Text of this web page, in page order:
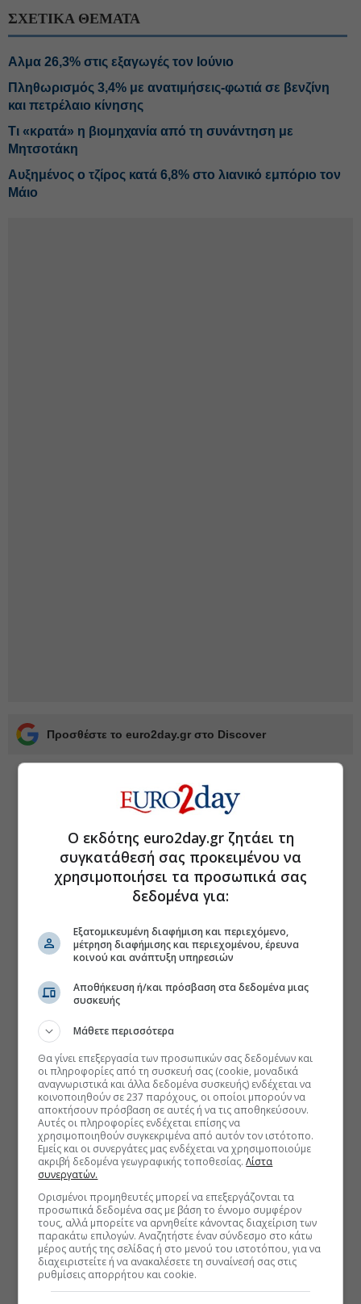
ΣΧΕΤΙΚΑ ΘΕΜΑΤΑ
Αλμα 26,3% στις εξαγωγές τον Ιούνιο
Πληθωρισμός 3,4% με ανατιμήσεις-φωτιά σε βενζίνη
και πετρέλαιο κίνησης
Τι «κρατά» η βιομηχανία από τη συνάντηση με
Μητσοτάκη
Αυξημένος ο τζίρος κατά 6,8% στο λιανικό εμπόριο τον
Μάιο
Προσθέστε το euro2day.gr στο Discover
Ο εκδότης euro2day.gr ζητάει τη
συγκατάθεσή σας προκειμένου να
χρησιμοποιήσει τα προσωπικά σας
δεδομένα για:
Εξατομικευμένη διαφήμιση και περιεχόμενο,
μέτρηση διαφήμισης και περιεχομένου, έρευνα
κοινού και ανάπτυξη υπηρεσιών
Αποθήκευση ή/και πρόσβαση στα δεδομένα μιας
συσκευής
Μάθετε περισσότερα
Θα γίνει επεξεργασία των προσωπικών σας δεδομένων και
οι πληροφορίες από τη συσκευή σας (cookie, μοναδικά
αναγνωριστικά και άλλα δεδομένα συσκευής) ενδέχεται να
κοινοποιηθούν σε 237 παρόχους, οι οποίοι μπορούν να
αποκτήσουν πρόσβαση σε αυτές ή να τις αποθηκεύσουν.
Αυτές οι πληροφορίες ενδέχεται επίσης να
χρησιμοποιηθούν συγκεκριμένα από αυτόν τον ιστότοπο.
Εμείς και οι συνεργάτες μας ενδέχεται να χρησιμοποιούμε
ακριβή δεδομένα γεωγραφικής τοποθεσίας.Λίστα
συνεργατών.
Ορισμένοι προμηθευτές μπορεί να επεξεργάζονται τα
προσωπικά δεδομένα σας με βάση το έννομο συμφέρον
τους, αλλά μπορείτε να αρνηθείτε κάνοντας διαχείριση των
παρακάτω επιλογών. Αναζητήστε έναν σύνδεσμο στο κάτω
μέρος αυτής της σελίδας ή στο μενού του ιστοτόπου, για να
διαχειριστείτε ή να ανακαλέσετε τη συναίνεσή σας στις
ρυθμίσεις απορρήτου και cookie.